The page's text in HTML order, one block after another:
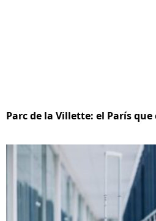
Parc de la Villette: el París